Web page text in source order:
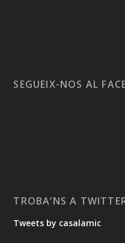
SEGUEIX-NOS AL
TROBA’NS A
Tweets by casalamic